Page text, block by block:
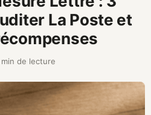
La Poste et
min de lecture